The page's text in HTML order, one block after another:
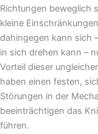
Richtungen beweglich
kleine
dahingegen kann sich
in sich drehen kann –
Vorteil dieser
haben einen festen,
Störungen in der
beeinträchtigen das
führen.